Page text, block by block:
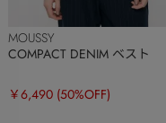
MOUSSY
COMPACT DENIM ベスト
￥6,490 (50%OFF)